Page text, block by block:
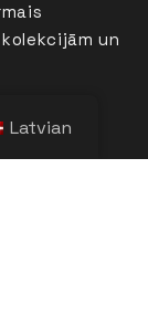
un
Latvian